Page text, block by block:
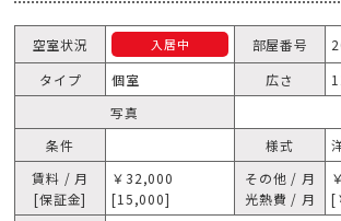
空室状況 入居中 部屋番号
タイプ
個室 広さ
写真
条件
様式
賃料 / 月
[保証金]
￥32,000
[15,000]
その他 / 月
光熱費 / 月
[